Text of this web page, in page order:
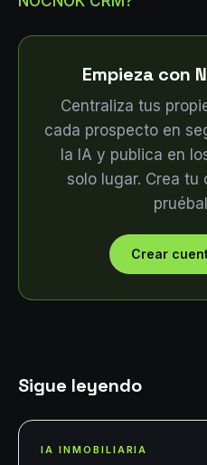
Empieza con
Centraliza tus
cada prospecto en
la IA y publica en
solo lugar. Crea
Crear
Sigue leyendo
IA INMOBILIARIA